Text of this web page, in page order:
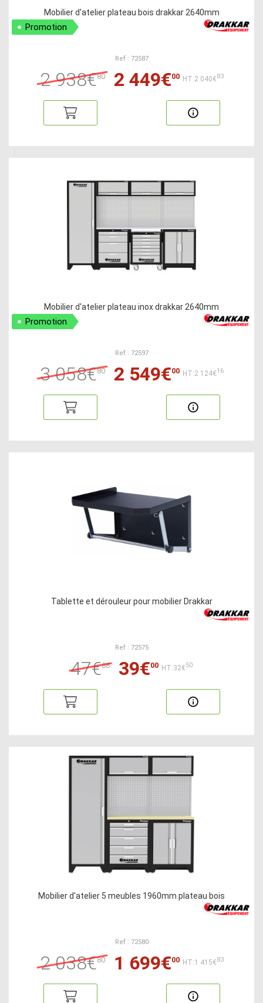
Mobilier d'atelier plateau bois drakkar 2640mm
Promotion
Ref : 72587
2 938€80 2 449€00 HT:2 040€83
Mobilier d'atelier plateau inox drakkar 2640mm
Promotion
Ref : 72597
3 058€80 2 549€00 HT:2 124€16
Tablette et dérouleur pour mobilier Drakkar
Ref : 72575
47€88 39€00 HT:32€50
Mobilier d'atelier 5 meubles 1960mm plateau bois
Ref : 72580
2 038€80 1 699€00 HT:1 415€83